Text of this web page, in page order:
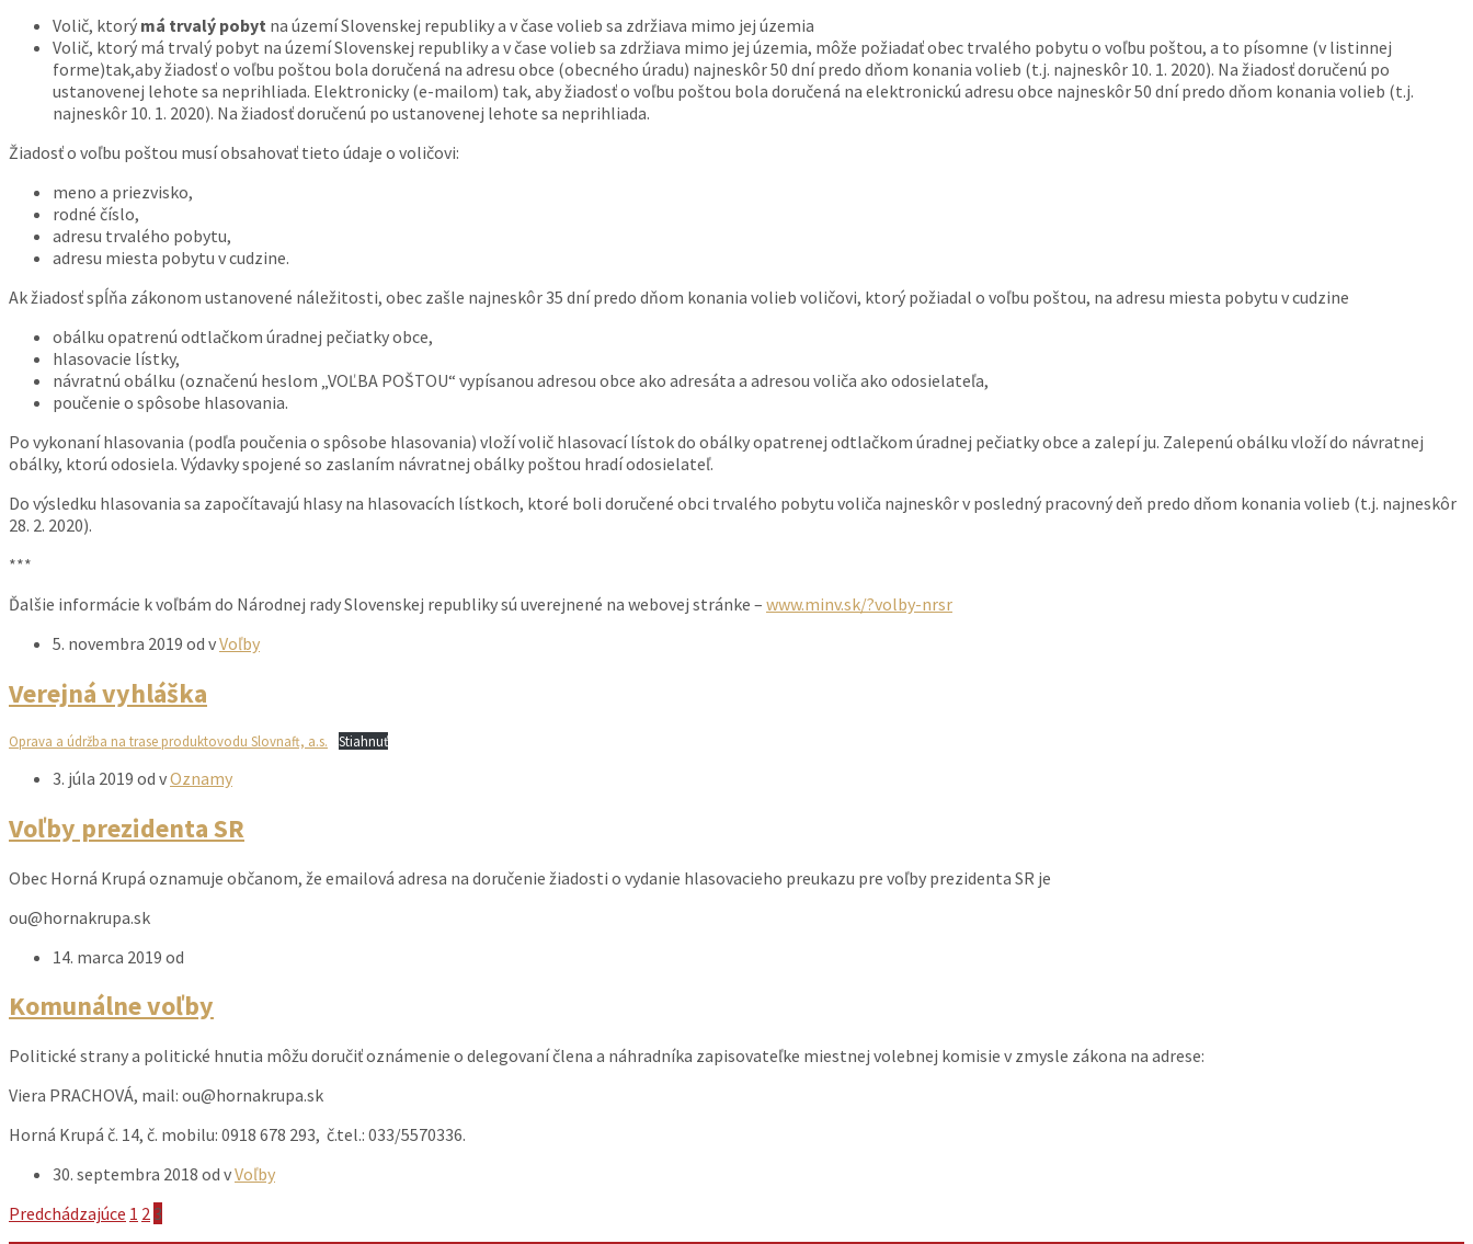
Volič, ktorý má trvalý pobyt na území Slovenskej republiky a v čase volieb sa zdržiava mimo jej územia
Volič, ktorý má trvalý pobyt na území Slovenskej republiky a v čase volieb sa zdržiava mimo jej územia, môže požiadať obec trvalého pobytu o voľbu poštou, a to písomne (v listinnej
forme)tak,aby žiadosť o voľbu poštou bola doručená na adresu obce (obecného úradu) najneskôr 50 dní predo dňom konania volieb (t.j. najneskôr 10. 1. 2020). Na žiadosť doručenú po
ustanovenej lehote sa neprihliada. Elektronicky (e-mailom) tak, aby žiadosť o voľbu poštou bola doručená na elektronickú adresu obce najneskôr 50 dní predo dňom konania volieb (t.j.
najneskôr 10. 1. 2020). Na žiadosť doručenú po ustanovenej lehote sa neprihliada.
Žiadosť o voľbu poštou musí obsahovať tieto údaje o voličovi:
meno a priezvisko,
rodné číslo,
adresu trvalého pobytu,
adresu miesta pobytu v cudzine.
Ak žiadosť spĺňa zákonom ustanovené náležitosti, obec zašle najneskôr 35 dní predo dňom konania volieb voličovi, ktorý požiadal o voľbu poštou, na adresu miesta pobytu v cudzine
obálku opatrenú odtlačkom úradnej pečiatky obce,
hlasovacie lístky,
návratnú obálku (označenú heslom „VOĽBA POŠTOU“ vypísanou adresou obce ako adresáta a adresou voliča ako odosielateľa,
poučenie o spôsobe hlasovania.
Po vykonaní hlasovania (podľa poučenia o spôsobe hlasovania) vloží volič hlasovací lístok do obálky opatrenej odtlačkom úradnej pečiatky obce a zalepí ju. Zalepenú obálku vloží do návratnej
obálky, ktorú odosiela. Výdavky spojené so zaslaním návratnej obálky poštou hradí odosielateľ.
Do výsledku hlasovania sa započítavajú hlasy na hlasovacích lístkoch, ktoré boli doručené obci trvalého pobytu voliča najneskôr v posledný pracovný deň predo dňom konania volieb (t.j. najneskôr
28. 2. 2020).
***
Ďalšie informácie k voľbám do Národnej rady Slovenskej republiky sú uverejnené na webovej stránke – www.minv.sk/?volby-nrsr
5. novembra 2019 od vVoľby
Verejná vyhláška
Oprava a údržba na trase produktovodu Slovnaft, a.s. Stiahnuť
3. júla 2019 od vOznamy
Voľby prezidenta SR
Obec Horná Krupá oznamuje občanom, že emailová adresa na doručenie žiadosti o vydanie hlasovacieho preukazu pre voľby prezidenta SR je
ou@hornakrupa.sk
14. marca 2019 od
Komunálne voľby
Politické strany a politické hnutia môžu doručiť oznámenie o delegovaní člena a náhradníka zapisovateľke miestnej volebnej komisie v zmysle zákona na adrese:
Viera PRACHOVÁ, mail: ou@hornakrupa.sk
Horná Krupá č. 14, č. mobilu: 0918 678 293, č.tel.: 033/5570336.
30. septembra 2018 od vVoľby
Stránkovanie
Predchádzajúce 1 2 3